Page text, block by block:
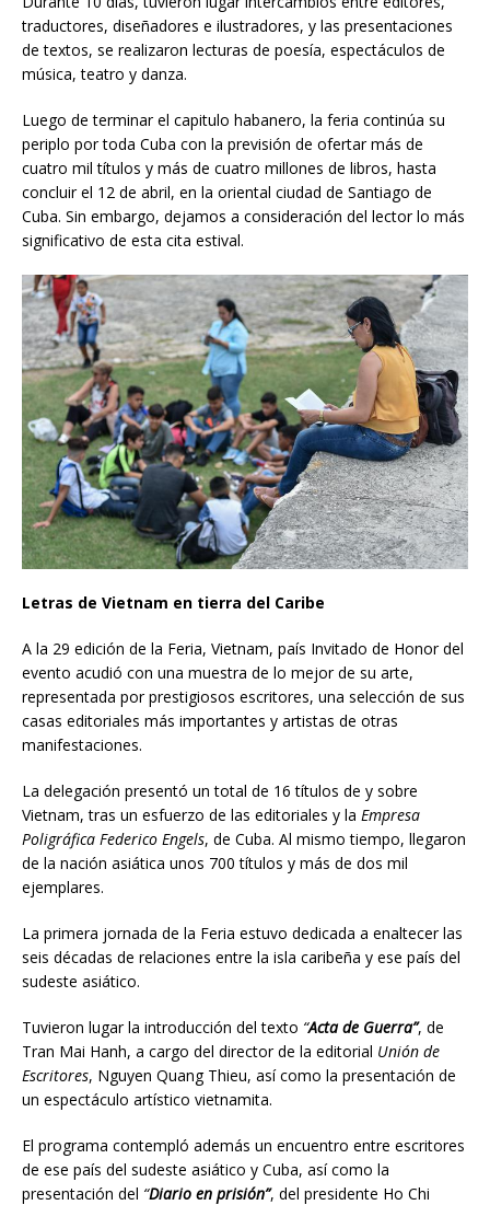
traductores, diseñadores e ilustradores, y las presentaciones
de textos, se realizaron lecturas de poesía, espectáculos de
música, teatro y danza.
Luego de terminar el capitulo habanero, la feria continúa su
periplo por toda Cuba con la previsión de ofertar más de
cuatro mil títulos y más de cuatro millones de libros, hasta
concluir el 12 de abril, en la oriental ciudad de Santiago de
Cuba. Sin embargo, dejamos a consideración del lector lo más
significativo de esta cita estival.
Letras de Vietnam en tierra del Caribe
A la 29 edición de la Feria, Vietnam, país Invitado de Honor del
evento acudió con una muestra de lo mejor de su arte,
representada por prestigiosos escritores, una selección de sus
casas editoriales más importantes y artistas de otras
manifestaciones.
La delegación presentó un total de 16 títulos de y sobre
Vietnam, tras un esfuerzo de las editoriales y la Empresa
Poligráfica Federico Engels, de Cuba. Al mismo tiempo, llegaron
de la nación asiática unos 700 títulos y más de dos mil
ejemplares.
La primera jornada de la Feria estuvo dedicada a enaltecer las
seis décadas de relaciones entre la isla caribeña y ese país del
sudeste asiático.
Tuvieron lugar la introducción del texto “Acta de Guerra”, de
Tran Mai Hanh, a cargo del director de la editorial Unión de
Escritores, Nguyen Quang Thieu, así como la presentación de
un espectáculo artístico vietnamita.
El programa contempló además un encuentro entre escritores
de ese país del sudeste asiático y Cuba, así como la
presentación del “Diario en prisión”, del presidente Ho Chi